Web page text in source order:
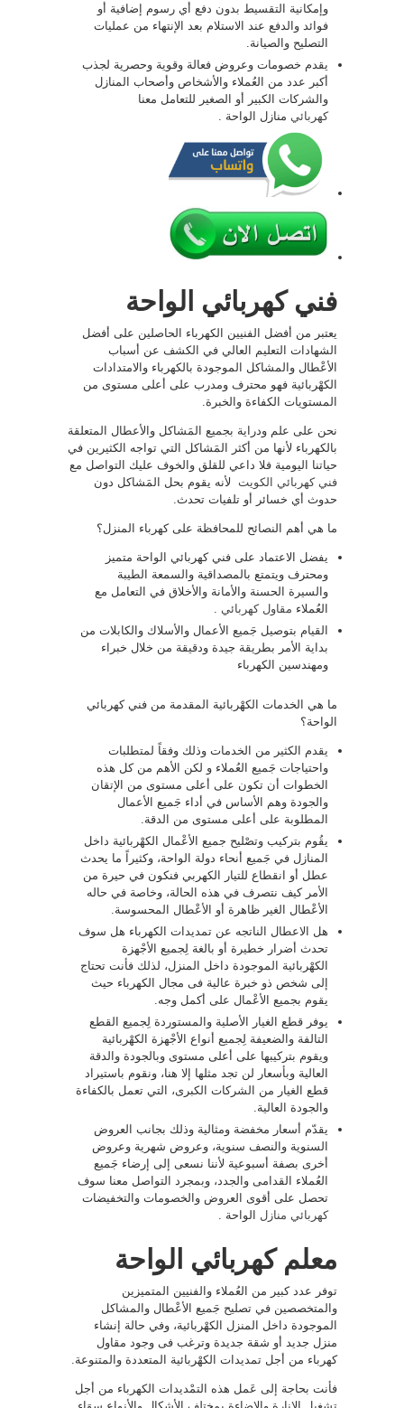
وإمكانية التقسيط بدون دفع أي رسوم إضافية أو
فوائد والدفع عند الاستلام بعد الإنتهاء من عمليات
التصليح والصيانة.
يقدم خصومات وعروض فعالة وقوية وحصرية لجذب
أكبر عدد من العُملاء والأشخاص وأصحاب المنازل
والشركات الكبير أو الصغير للتعامل معنا
كهربائي منازل الواحة .
فني كهربائي الواحة
يعتبر من أفضل الفنيين الكهرباء الحاصلين على أفضل
الشهادات التعليم العالي في الكشف عن أسباب
الأعْطال والمشاكل الموجودة بالكهرباء والامتدادات
الكهْربائية فهو محترف ومدرب على أعلى مستوى من
المستويات الكفاءة والخبرة.
نحن على علم ودراية بجميع المَشاكل والأعطال المتعلقة
بالكهرباء لأنها من أكثر المَشاكل التي تواجه الكثيرين في
حياتنا اليومية فلا داعي للقلق والخوف عليك التواصل مع
فني كهربائي الكويت لأنه يقوم بحل المَشاكل دون
حدوث أي خسائر أو تلفيات تحدث.
ما هي أهم النصائح للمحافظة على كهرباء المنزل؟
يفضل الاعتماد على فني كهربائي الواحة متميز
ومحترف ويتمتع بالمصداقية والسمعة الطيبة
والسيرة الحسنة والأمانة والأخلاق في التعامل مع
العُملاء مقاول كهربائي
القيام بتوصيل جَميع الأعمال والأسلاك والكابلات من
بداية الأمر بطريقة جيدة ودقيقة من خلال خبراء
ومهندسين الكهرباء
ما هي الخدمات الكهْربائية المقدمة من فني كهربائي
الواحة؟
يقدم الكثير من الخدمات وذلك وفقاً لمتطلبات
واحتياجات جَميع العُملاء و لكن الأهم من كل هذه
الخطوات أن تكون على أعلى مستوى من الإتقان
والجودة وهم الأساس في أداء جَميع الأعمال
المطلوبة على أعلى مستوى من الدقة.
يقُوم بتركيب وتصْليح جميع الأعْمال الكهْربائية داخل
المنازل في جَميع أنحاء دولة الواحة، وكثيراً ما يحدث
عطل أو انقطاع للتيار الكهربي فنكون في حيرة من
الأمر كيف نتصرف في هذه الحالة، وخاصة في حاله
الأعْطال الغير ظاهرة أو الأعْطال المحسوسة.
هل الاعطال الناتجه عن تمديدات الكهرباء هل سوف
تحدث أضرار خطيرة أو بالغة لِجميع الأجْهزة
الكهْربائية الموجودة داخل المنزل، لذلك فأنت تحتاج
إلى شخص ذو خبرة عالية فى مجال الكهرباء حيث
يقوم بجميع الأعْمال على أكمل وجه.
يوفر قطع الغيار الأصلية والمستوردة لِجميع القطع
التالفة والضعيفة لِجميع أنواع الأجْهزة الكهْربائية
ويقوم بتركيبها على أعلى مستوى وبالجودة والدقة
العالية وبأسعار لن تجد مثلها إلا هنا، ونقوم باستيراد
قطع الغيار من الشركات الكبرى، التي تعمل بالكفاءة
والجودة العالية.
يقدّم أسعار مخفضة ومثالية وذلك بجانب العروض
السنوية والنصف سنوية، وعروض شهرية وعروض
أخرى بصفة أسبوعية لأننا نسعى إلى إرضاء جَميع
العُملاء القدامى والجدد، وبمجرد التواصل معنا سوف
تحصل على أقوى العروض والخصومات والتخفيضات
كهربائي منازل الواحة .
معلم كهربائي الواحة
توفر عدد كبير من العُملاء والفنيين المتميزين
والمتخصصين في تصليح جَميع الأعْطال والمشاكل
الموجودة داخل المنزل الكهْربائية، وفي حالة إنشاء
منزل جديد أو شقة جديدة وترغب فى وجود مقاول
كهرباء من أجل تمديدات الكهْربائية المتعددة والمتنوعة.
فأنت بحاجة إلى عَمل هذه التمْديدات الكهرباء من أجل